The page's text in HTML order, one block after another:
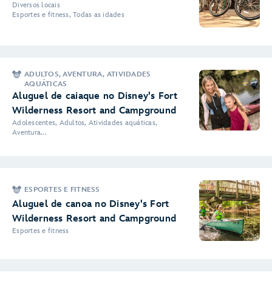
Diversos locais
Esportes e fitness, Todas as idades
ADULTOS, AVENTURA, ATIVIDADES
AQUÁTICAS
Aluguel de caiaque no Disney's Fort
Wilderness Resort and Campground
Adolescentes, Adultos, Atividades aquáticas,
Aventura...
ESPORTES E FITNESS
Aluguel de canoa no Disney's Fort
Wilderness Resort and Campground
Esportes e fitness